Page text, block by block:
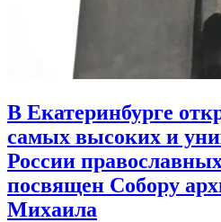
В Екатеринбурге
самых высоких и
России
посвящен Собору
Михаила